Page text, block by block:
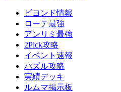
ビヨンド情報
ローテ最強
アンリミ最強
2Pick攻略
イベント速報
パズル攻略
実績デッキ
ルムマ掲示板